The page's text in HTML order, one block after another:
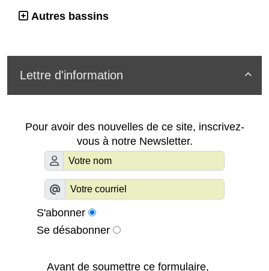
Autres bassins

Lettre d'information
Pour avoir des nouvelles de ce site, inscrivez-
vous à notre Newsletter.
S'abonner
Se désabonner
Avant de soumettre ce formulaire,